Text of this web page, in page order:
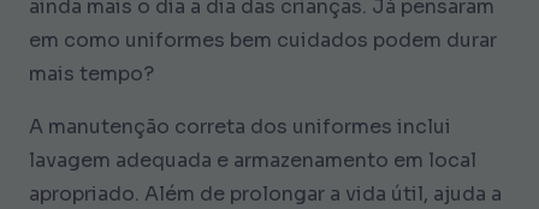
ainda mais o dia a dia das crianças. Já pensaram
em como uniformes bem cuidados podem durar
mais tempo?
A manutenção correta dos uniformes inclui
lavagem adequada e armazenamento em local
apropriado. Além de prolongar a vida útil, ajuda a